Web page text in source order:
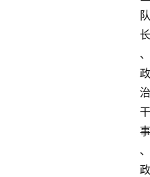
队
长
、
政
治
干
事
、
政